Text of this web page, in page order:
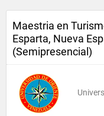
Maestria en
Esparta, Nueva
(Semipresencial)